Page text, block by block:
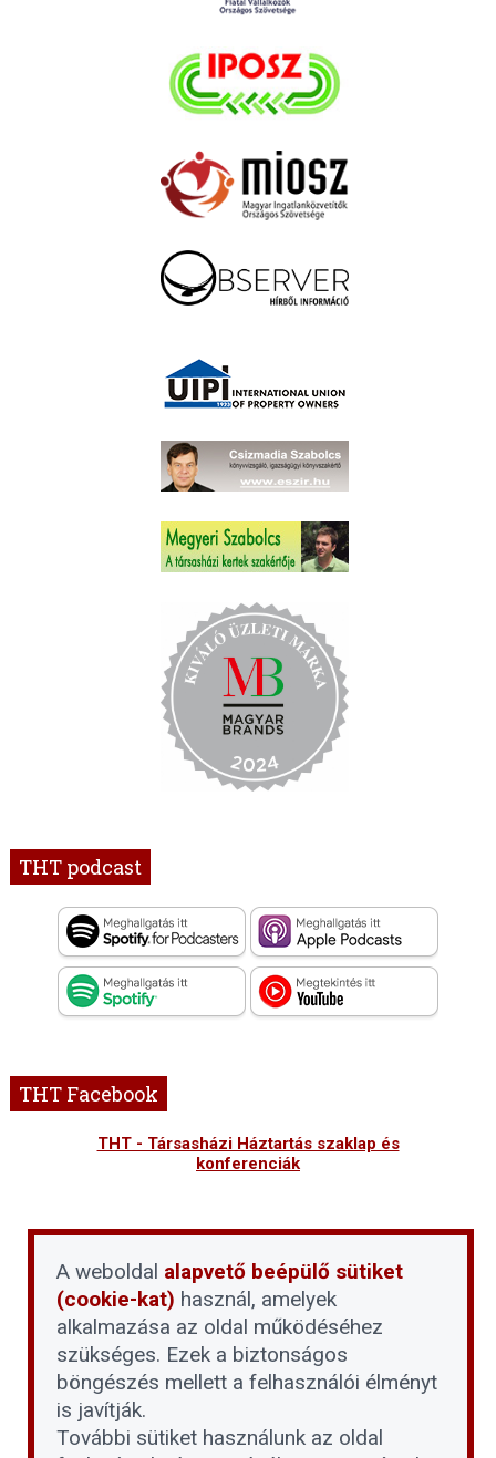
THT podcast
THT Facebook
THT - Társasházi Háztartás szaklap és
konferenciák
A weboldal alapvető beépülő sütiket
(cookie-kat) használ, amelyek
alkalmazása az oldal működéséhez
szükséges. Ezek a biztonságos
böngészés mellett a felhasználói élményt
is javítják.
További sütiket használunk az oldal